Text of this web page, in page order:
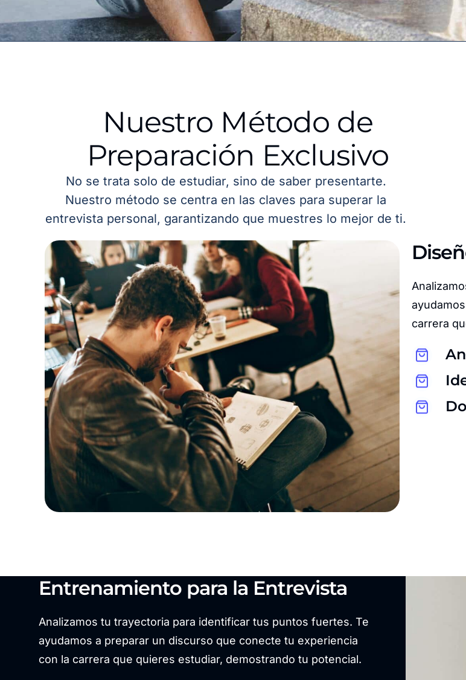
Nuestro Método de
Preparación Exclusivo
No se trata solo de estudiar, sino de saber presentarte.
Nuestro método se centra en las claves para superar la
entrevista personal, garantizando que muestres lo mejor de ti.
carrera
Entrenamiento para la Entrevista
Analizamos tu trayectoria para identificar tus puntos fuertes. Te
ayudamos a preparar un discurso que conecte tu experiencia
con la carrera que quieres estudiar, demostrando tu potencial.